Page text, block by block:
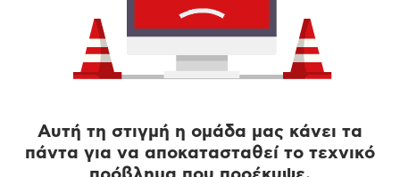
Αυτή τη στιγμή η ομάδα μας κάνει τα
πάντα για να αποκατασταθεί το τεχνικό